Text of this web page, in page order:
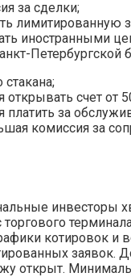
за сделки;
лимитированную
иностранными
Петербургской
открывать счет от
платить за
комиссия за
инвесторы
котировок и
заявок.
открыт.